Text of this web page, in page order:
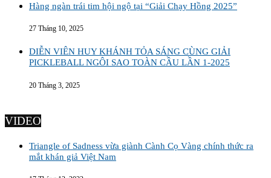
Hàng ngàn trái tim hội ngộ tại “Giải Chạy Hồng 2025”
27 Tháng 10, 2025
DIỄN VIÊN HUY KHÁNH TỎA SÁNG CÙNG GIẢI
PICKLEBALL NGÔI SAO TOÀN CẦU LẦN 1-2025
20 Tháng 3, 2025
VIDEO
Triangle of Sadness vừa giành Cành Cọ Vàng chính thức ra
mắt khán giả Việt Nam